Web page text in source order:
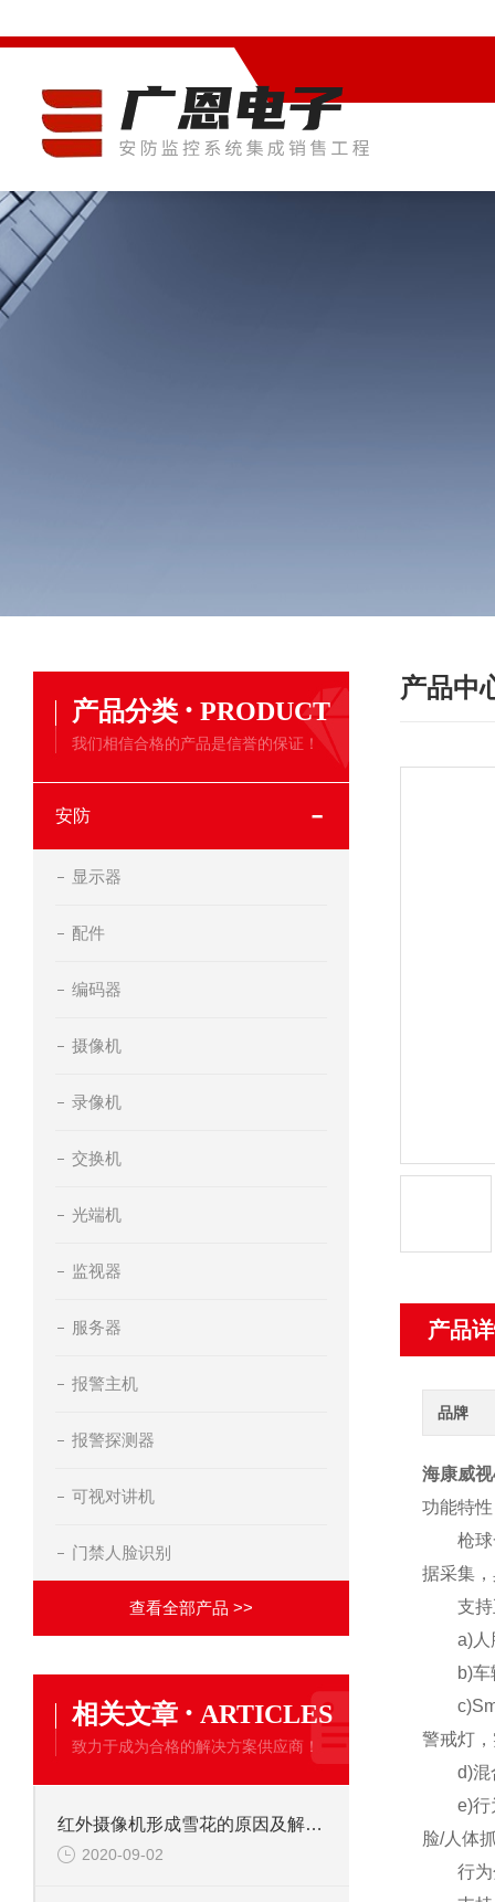
产品分类 · PRODUCT
我们相信合格的产品是信誉的保证！
安防
显示器
配件
编码器
摄像机
录像机
交换机
光端机
监视器
服务器
报警主机
报警探测器
可视对讲机
门禁人脸识别
查看全部产品 >>
相关文章 · ARTICLES
致力于成为合格的解决方案供应商！
红外摄像机形成雪花的原因及解决办法
2020-09-02
产品中
产品
品牌
海康威
功能特
枪球一
据采集
支持五
a)人脸
b)车辆
警戒灯
d)混合
e)行为
脸/人体
行为分